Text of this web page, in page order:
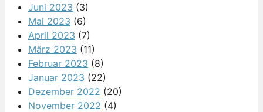
Juni 2023 (3)
Mai 2023 (6)
April 2023 (7)
März 2023 (11)
Februar 2023 (8)
Januar 2023 (22)
Dezember 2022 (20)
November 2022 (4)